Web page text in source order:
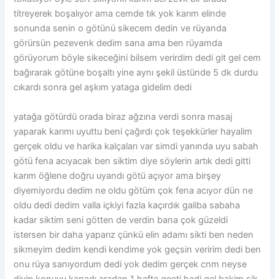
titreyerek boşalıyor ama cemde tık yok karım elinde
sonunda senin o götünü sikecem dedin ve rüyanda
görürsün pezevenk dedim sana ama ben rüyamda
görüyorum böyle sikeceğini bilsem verirdim dedi git gel cem
bağırarak götüne boşaltı yine aynı şekil üstünde 5 dk durdu
cıkardı sonra gel aşkım yataga gidelim dedi
yatağa götürdü orada biraz ağzına verdi sonra masaj
yaparak karımı uyuttu beni çağırdı çok teşekkürler hayalim
gerçek oldu ve harika kalçaları var simdi yanında uyu sabah
götü fena acıyacak ben siktim diye söylerin artık dedi gitti
karım öğlene doğru uyandı götü açıyor ama birşey
diyemiyordu dedim ne oldu götüm çok fena acıyor dün ne
oldu dedi dedim valla içkiyi fazla kaçırdık galiba sabaha
kadar siktim seni götten de verdin bana çok güzeldi
istersen bir daha yaparız çünkü elin adamı sikti ben neden
sikmeyim dedim kendi kendime yok geçsin veririm dedi ben
onu rüya sanıyordum dedi yok dedim gerçek cnm neyse